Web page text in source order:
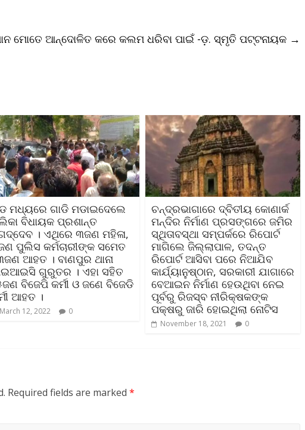
ମୋତେ ଆନ୍ଦୋଳିତ କରେ କଲମ ଧରିବା ପାଇଁ -ଡ଼. ସ୍ମୃତି ପଟ୍ଟନାୟକ →
ମଧ୍ୟରେ ଗାଡି ମଡାଇଦେଲେ
ବିଧାୟକ ପ୍ରଶାନ୍ତ
। ଏଥିରେ ୩ଜଣ ମହିଳା,
ପୁଲିସ କର୍ମଚାରୀଙ୍କ ସମେତ
ଆହତ । ବାଣପୁର ଥାନା
ଗୁରୁତର । ଏହା ସହିତ
ବିଜେପି କର୍ମୀ ଓ ଜଣେ ବିଜେଡି
ଆହତ ।
March 12, 2022 0
ଚନ୍ଦ୍ରଭାଗାରେ ଦ୍ବିତୀୟ କୋଣାର୍କ
ମନ୍ଦିର ନିର୍ମାଣ ପ୍ରସଙ୍ଗରେ ଜମିର
ସ୍ଥିତାବସ୍ଥା ସମ୍ପର୍କରେ ରିପୋର୍ଟ
ମାଗିଲେ ଜିଲ୍ଲାପାଳ, ତଦନ୍ତ
ରିପୋର୍ଟ ଆସିବା ପରେ ନିଆଯିବ
କାର୍ଯ୍ୟାନୁଷ୍ଠାନ, ସରକାରୀ ଯାଗାରେ
ବେଆଇନ ନିର୍ମାଣ ହେଉଥିବା ନେଇ
ପୂର୍ବରୁ ରିଜସ୍ବ ନୀରିକ୍ଷକଙ୍କ
ପକ୍ଷରୁ ଜାରି ହୋଇଥିଲା ନୋଟିସ
November 18, 2021 0
Required fields are marked *